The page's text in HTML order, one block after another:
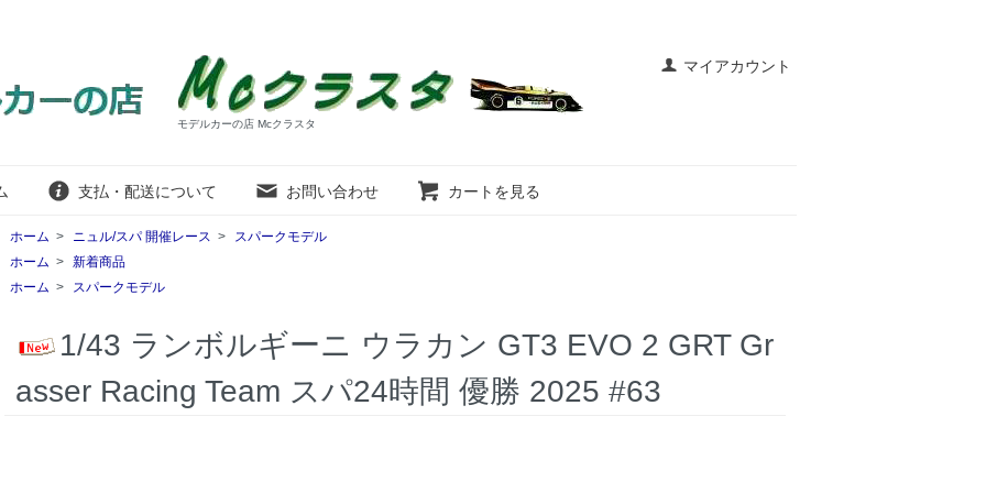
マイアカウント
モデルカーの店 Mcクラスタ
支払・配送について お問い合わせ カートを見る
ホーム > ニュル/スパ 開催レース >
スパークモデル
ホーム > 新着商品
ホーム > スパークモデル
1/43 ランボルギーニ ウラカン GT3 EVO 2 GRT Gr
asser Racing Team スパ24時間 優勝 2025 #63